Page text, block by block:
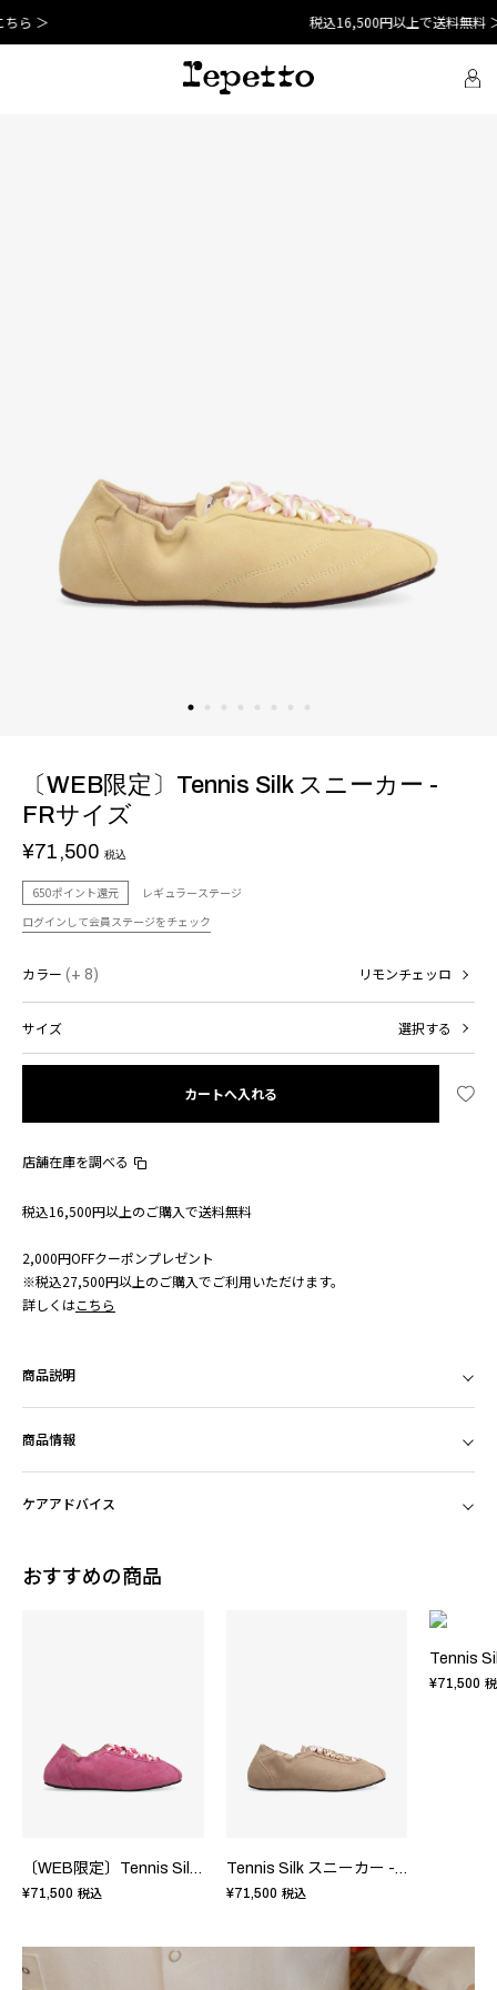
税込16,500円以上で送料無料 ＞
〔WEB限定〕Tennis Silk スニーカー -
FRサイズ
¥71,500 税込
650ポイント還元
レギュラーステージ
ログインして会員ステージをチェック
カラー (+ 8) リモンチェッロ
サイズ 選択する
カートへ入れる
店舗在庫を調べる
税込16,500円以上のご購入で送料無料
2,000円OFFクーポンプレゼント
※税込27,500円以上のご購入でご利用いただけます。
詳しくはこちら
商品説明
商品情報
ケアアドバイス
おすすめの商品
〔WEB限定〕Tennis Silk スニーカー - FRサイズ
¥71,500 税込
Tennis Silk スニーカー - FRサイズ
¥71,500 税込
¥71,500